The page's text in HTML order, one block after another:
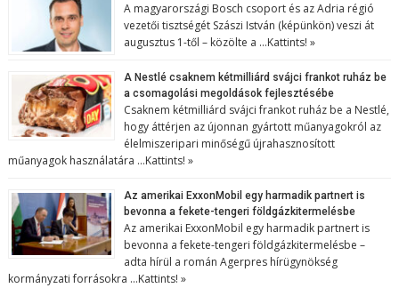
A magyarországi Bosch csoport és az Adria régió
vezetői tisztségét Szászi István (képünkön) veszi át
augusztus 1-től – közölte a …Kattints! »
A Nestlé csaknem kétmilliárd svájci frankot ruház be
a csomagolási megoldások fejlesztésébe
Csaknem kétmilliárd svájci frankot ruház be a Nestlé,
hogy áttérjen az újonnan gyártott műanyagokról az
élelmiszeripari minőségű újrahasznosított
műanyagok használatára …Kattints! »
Az amerikai ExxonMobil egy harmadik partnert is
bevonna a fekete-tengeri földgázkitermelésbe
Az amerikai ExxonMobil egy harmadik partnert is
bevonna a fekete-tengeri földgázkitermelésbe –
adta hírül a román Agerpres hírügynökség
kormányzati forrásokra …Kattints! »